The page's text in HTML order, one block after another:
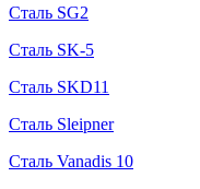
Сталь SG2
Сталь SK-5
Сталь SKD11
Сталь Sleipner
Сталь Vanadis 10